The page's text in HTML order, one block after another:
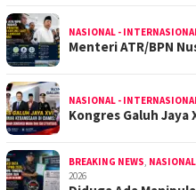
NASIONAL -
Menteri ATR/BPN
NASIONAL -
Kongres Galuh Jaya
BREAKING NEWS,
2026